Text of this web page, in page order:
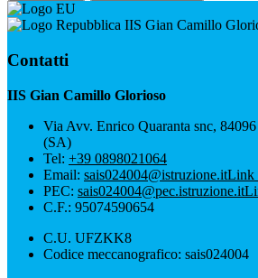
IIS Gian Camillo
Contatti
IIS Gian Camillo Glorioso
Via Avv. Enrico Quaranta snc,
(SA)
Tel: +39 0898021064
Email: sais024004@istruzione.itLink
PEC: sais024004@pec.istruzione.it
C.F.: 95074590654
C.U. UFZKK8
Codice meccanografico: sais024004